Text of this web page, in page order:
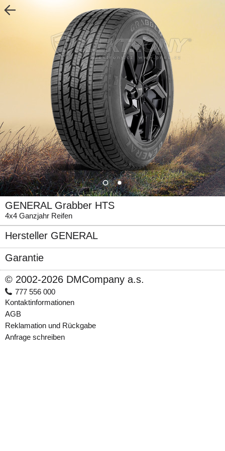
GENERAL Grabber HTS
4x4 Ganzjahr Reifen
Hersteller GENERAL
Garantie
© 2002-2026 DMCompany a.s.
777 556 000
Kontaktinformationen
AGB
Reklamation und Rückgabe
Anfrage schreiben